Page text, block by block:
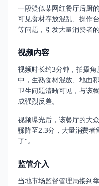
一段疑似某网红餐厅后厨
可见食材存放混乱、操作
等问题，引发大量消费者的
视频内容
视频时长约3分钟，拍摄
中，生熟食材混放、地面
卫生问题清晰可见，与该
成强烈反差。
视频曝光后，该餐厅的大
骤降至2.3分，大量消费
了"。
监管介入
当地市场监督管理局接到